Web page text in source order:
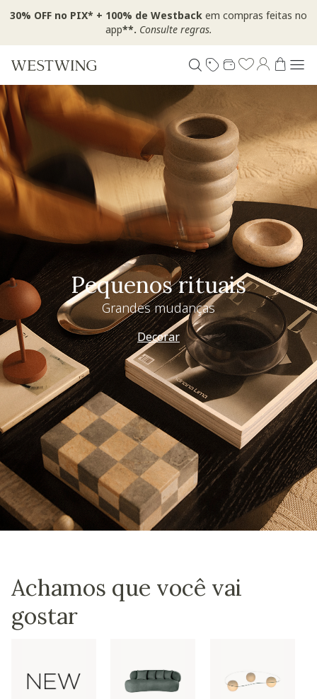
30% OFF no PIX* + 100% de Westback em compras feitas no
app**. Consulte regras.
Pequenos rituais
Grandes mudanças
Decorar
Achamos que você vai
gostar